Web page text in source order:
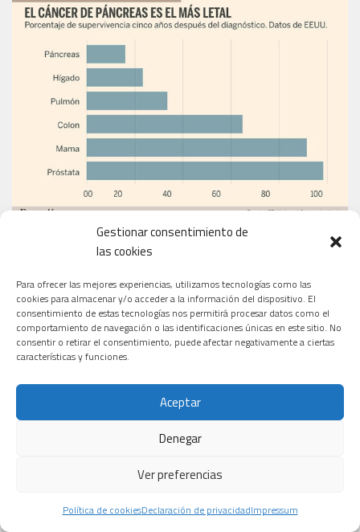
Gestionar consentimiento de
las cookies
Para ofrecer las mejores experiencias, utilizamos tecnologías como las
cookies para almacenar y/o acceder a la información del dispositivo. El
consentimiento de estas tecnologías nos permitirá procesar datos como el
comportamiento de navegación o las identificaciones únicas en este sitio. No
consentir o retirar el consentimiento, puede afectar negativamente a ciertas
características y funciones.
Aceptar
Denegar
Ver preferencias
Política de cookiesDeclaración de privacidadImpressum